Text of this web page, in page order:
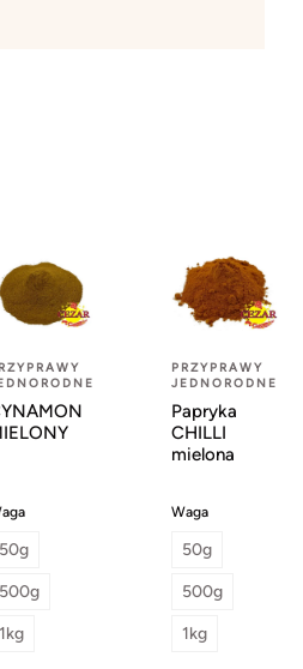
50g
500g
1kg
PRZYPRAWY
JEDNORODNE
Papryka
CHILLI
mielona
Waga
50g
500g
1kg